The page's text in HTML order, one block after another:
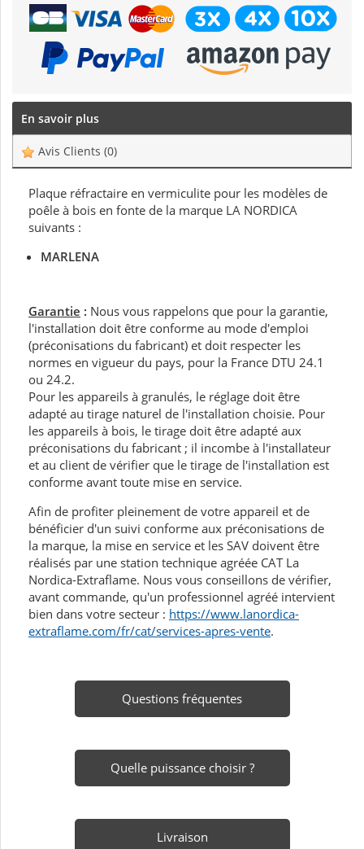
En savoir plus
Avis Clients (0)
Plaque réfractaire en vermiculite pour les modèles de
poêle à bois en fonte de la marque LA NORDICA
suivants :
MARLENA
Garantie : Nous vous rappelons que pour la garantie,
l'installation doit être conforme au mode d'emploi
(préconisations du fabricant) et doit respecter les
normes en vigueur du pays, pour la France DTU 24.1
ou 24.2.
Pour les appareils à granulés, le réglage doit être
adapté au tirage naturel de l'installation choisie. Pour
les appareils à bois, le tirage doit être adapté aux
préconisations du fabricant ; il incombe à l'installateur
et au client de vérifier que le tirage de l'installation est
conforme avant toute mise en service.
Afin de profiter pleinement de votre appareil et de
bénéficier d'un suivi conforme aux préconisations de
la marque, la mise en service et les SAV doivent être
réalisés par une station technique agréée CAT La
Nordica-Extraflame. Nous vous conseillons de vérifier,
avant commande, qu'un professionnel agréé intervient
bien dans votre secteur : https://www.lanordica-
extraflame.com/fr/cat/services-apres-vente.
Questions fréquentes
Quelle puissance choisir ?
Livraison